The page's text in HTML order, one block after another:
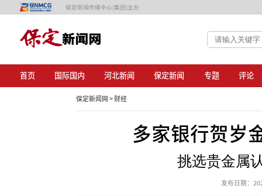
保定新闻传媒中心(集团)主办
首页 国际国内 河北新闻 保定新闻 专题 评论
保定新闻网 > 财经
多家银行贺岁
挑选贵金属
发布日期：